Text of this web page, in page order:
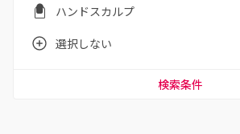
ハンドスカルプ
選択しない
検索条件